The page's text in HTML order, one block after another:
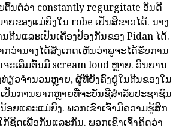
ນຕໍວ່າ constantly regurgitate ອັນດີ
ຍຂອງແມ່ຍິງໃນ robe ເປັນສີຂາວໄດ້. ນາງ
ຕີນແລະເປັນເຄື່ອງປ້ອງກັນຂອງ Pidan ໄດ້.
ກວ່ານາງໄດ້ສັງເກດເຫັນວ່າພູຈະໄດ້ຮັບການ
ະເລີ່ມຕົ້ນມີ scream loud ຫຼາຍ. ວິນຍານ
ຽວຈໍານວນຫຼາຍ, ຜູ້ທີ່ຍັງຄົງຢູ່ໃນຕີນຂອງໃນ
ປັນການຍາກຫຼາຍທີ່ຈະບັນຊີສໍາລັບປະຊາຊົນ
ອຍແລະແມ່ຍິງ. ພວກເຂົາເຈົ້າມີຄວາມຮູ້ສຶກ
ຊິດເພື່ອກັນແລະກັນ. ພວກເຂົາເຈົ້າຄິດວ່າ